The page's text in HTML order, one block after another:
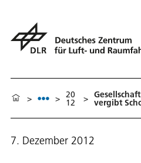
> > 20
12 > vergibt
7. Dezember 2012